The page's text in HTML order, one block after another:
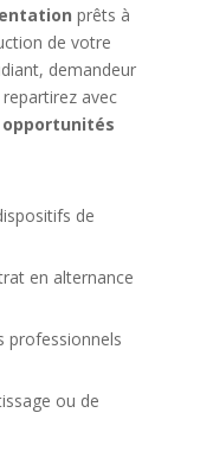
prêts à
de votre
demandeur
avec
de
en alternance
professionnels
ou de